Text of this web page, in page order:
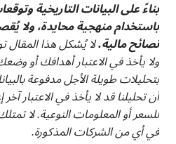
بناءً على البيانات التاريخية
باستخدام منهجية محايدة، ولا
نصائح مالية.لا يُشكل هذا المقال
ولا يأخذ في الاعتبار أهدافك أو
بتحليلات طويلة الأجل مدفوعة
أن تحليلنا قد لا يأخذ في الاعتبار
في أي من الشركات المذكورة.